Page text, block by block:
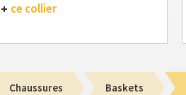
ce collier
Chaussures Baskets